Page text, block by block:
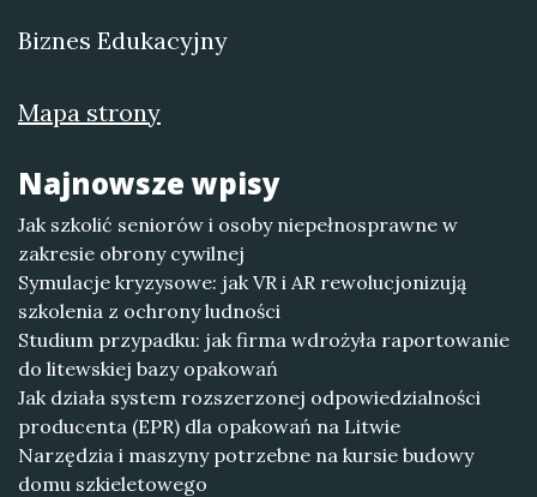
Biznes Edukacyjny
Mapa strony
Najnowsze wpisy
Jak szkolić seniorów i osoby niepełnosprawne w
zakresie obrony cywilnej
Symulacje kryzysowe: jak VR i AR rewolucjonizują
szkolenia z ochrony ludności
Studium przypadku: jak firma wdrożyła raportowanie
do litewskiej bazy opakowań
Jak działa system rozszerzonej odpowiedzialności
producenta (EPR) dla opakowań na Litwie
Narzędzia i maszyny potrzebne na kursie budowy
domu szkieletowego